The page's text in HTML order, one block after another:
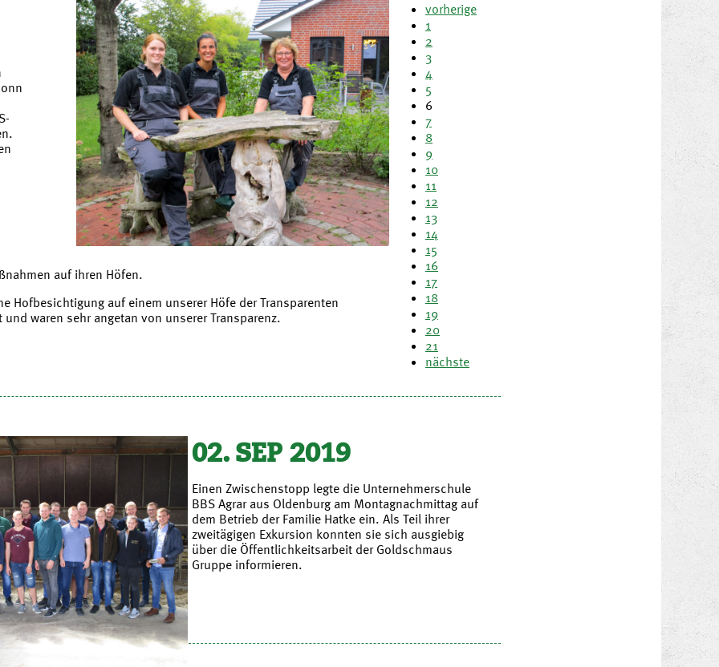
vorherige
1
2
3
4
5
6
7
8
9
10
11
12
13
14
15
16
17
18
19
20
21
nächste
auf ihren Höfen.
Hofbesichtigung auf einem unserer Höfe der Transparenten
waren sehr angetan von unserer Transparenz.
02. SEP 2019
Einen Zwischenstopp legte die Unternehmerschule
BBS Agrar aus Oldenburg am Montagnachmittag auf
dem Betrieb der Familie Hatke ein. Als Teil ihrer
zweitägigen Exkursion konnten sie sich ausgiebig
über die Öffentlichkeitsarbeit der Goldschmaus
Gruppe informieren.